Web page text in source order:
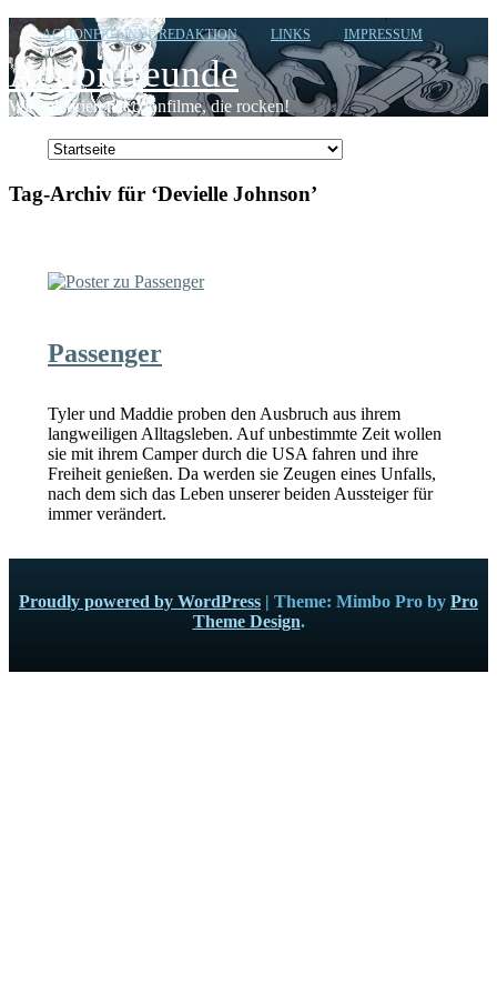
ACTIONFREUNDE REDAKTION LINKS IMPRESSUM
Actionfreunde
Wir zelebrieren Actionfilme, die rocken!
Tag-Archiv für ‘Devielle Johnson’
Passenger
Tyler und Maddie proben den Ausbruch aus ihrem
langweiligen Alltagsleben. Auf unbestimmte Zeit wollen
sie mit ihrem Camper durch die USA fahren und ihre
Freiheit genießen. Da werden sie Zeugen eines Unfalls,
nach dem sich das Leben unserer beiden Aussteiger für
immer verändert.
Proudly powered by WordPress | Theme: Mimbo Pro by Pro
Theme Design.